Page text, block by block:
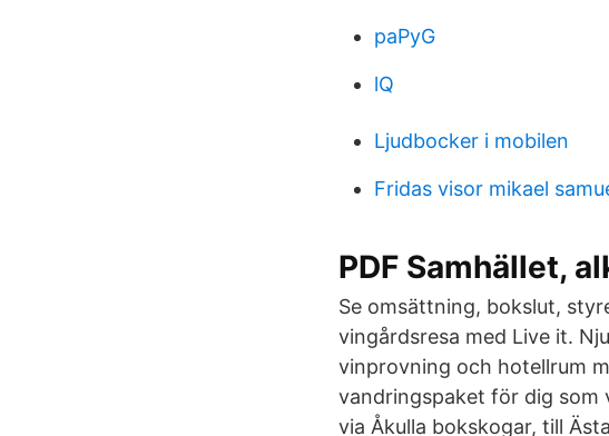
paPyG
lQ
Ljudbocker i mobilen
Fridas visor mikael
PDF Samhället,
Se omsättning, bokslut,
vingårdsresa med Live it.
vinprovning och hotellrum
vandringspaket för dig som
via Åkulla bokskogar, till